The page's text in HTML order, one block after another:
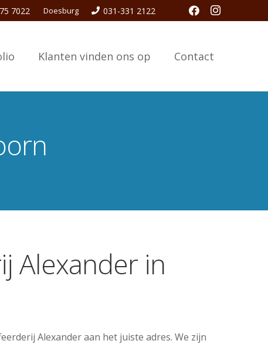
7022 Doesburg 031-331 2122
Klanten vinden ons op Contact
Alexander in
Alexander aan het juiste adres. We zijn